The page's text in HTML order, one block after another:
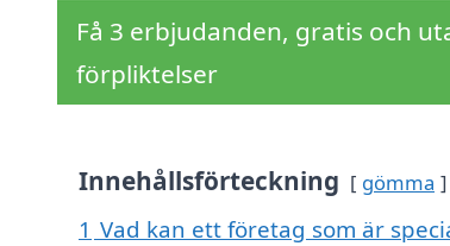
Få 3 erbjudanden, gratis och
förpliktelser
Innehållsförteckning gömma
1 Vad kan ett företag som är